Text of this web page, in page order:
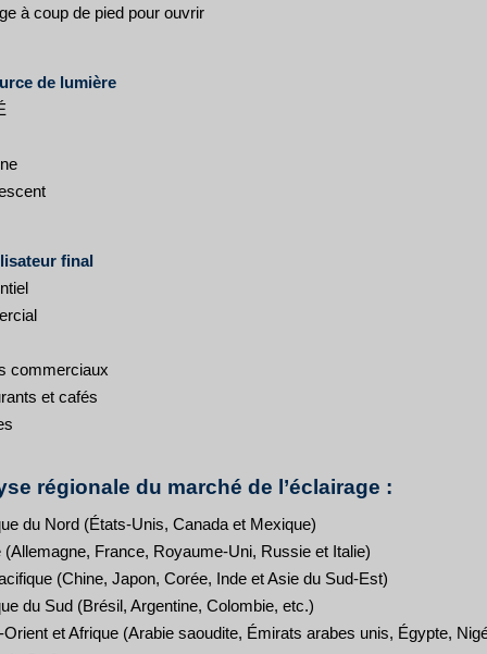
à coup de pied pour ouvrir
de lumière
final
commerciaux
et cafés
régionale du marché de l’éclairage :
du Nord (États-Unis, Canada et Mexique)
(Allemagne, France, Royaume-Uni, Russie et Italie)
(Chine, Japon, Corée, Inde et Asie du Sud-Est)
du Sud (Brésil, Argentine, Colombie, etc.)
et Afrique (Arabie saoudite, Émirats arabes unis, Égypte,